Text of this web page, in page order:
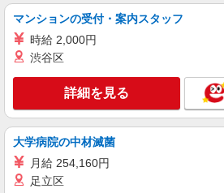
【派遣時給】1,350
る） 交通費別途支給
キープ
株式会社トラストグロース 北海道支社
特別養護老人ホームで
【派遣時給】1,350
マンションの受付・案内スタッフ
時給 2,000円
渋谷区
詳細を見る
大学病院の中材滅菌
月給 254,160円
足立区